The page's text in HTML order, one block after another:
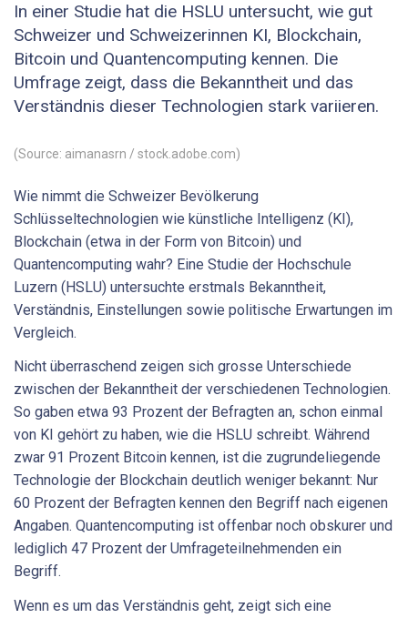
In einer Studie hat die HSLU untersucht, wie gut
Schweizer und Schweizerinnen KI, Blockchain,
Bitcoin und Quantencomputing kennen. Die
Umfrage zeigt, dass die Bekanntheit und das
Verständnis dieser Technologien stark variieren.
(Source: aimanasrn / stock.adobe.com)
Wie nimmt die Schweizer Bevölkerung
Schlüsseltechnologien wie künstliche Intelligenz (KI),
Blockchain (etwa in der Form von Bitcoin) und
Quantencomputing wahr? Eine Studie der Hochschule
Luzern (HSLU) untersuchte erstmals Bekanntheit,
Verständnis, Einstellungen sowie politische Erwartungen im
Vergleich.
Nicht überraschend zeigen sich grosse Unterschiede
zwischen der Bekanntheit der verschiedenen Technologien.
So gaben etwa 93 Prozent der Befragten an, schon einmal
von KI gehört zu haben, wie die HSLU schreibt. Während
zwar 91 Prozent Bitcoin kennen, ist die zugrundeliegende
Technologie der Blockchain deutlich weniger bekannt: Nur
60 Prozent der Befragten kennen den Begriff nach eigenen
Angaben. Quantencomputing ist offenbar noch obskurer und
lediglich 47 Prozent der Umfrageteilnehmenden ein
Begriff.
Wenn es um das Verständnis geht, zeigt sich eine